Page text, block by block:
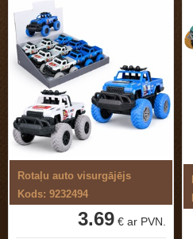
Rotaļu auto visurgājējs
Kods: 9232494
3.69 € ar PVN.